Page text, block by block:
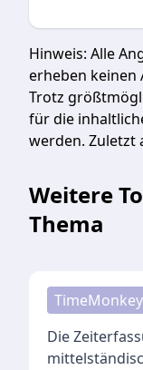
Hinweis: Alle
erheben keinen
Trotz
für die
werden. Zuletzt
Weitere
Thema
Die